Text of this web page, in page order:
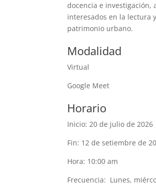
docencia e investigación,
interesados en la lectura
patrimonio urbano.
Modalidad
Virtual
Google Meet
Horario
Inicio: 20 de julio de 2026
Fin: 12 de setiembre de
Hora: 10:00 am
Frecuencia: Lunes,